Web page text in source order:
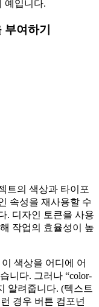
예입니다.
여하기
트의 색상과 타이포
속성을 재사용할 수
. 디자인 토큰을 사용
작업의 효율성이 높
색상을 어디에 어
니다. 그러나 “color-
알려줍니다. (텍스트
경우 버튼 컴포넌